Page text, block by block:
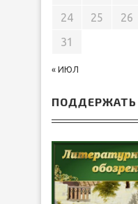
« ИЮЛ
24
25 26
31
ПОДДЕРЖАТЬ